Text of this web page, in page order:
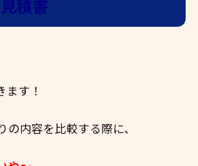
積書
ます！
内容を比較する際に、